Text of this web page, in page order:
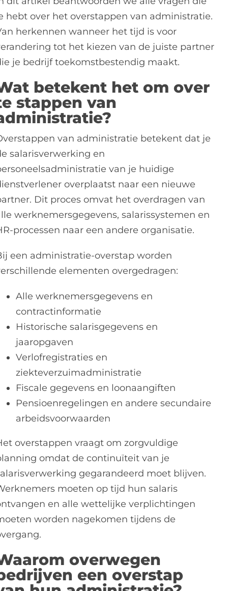
hebt over het overstappen van administratie.
herkennen wanneer het tijd is voor
tot het kiezen van de juiste partner
je bedrijf toekomstbestendig maakt.
betekent het om over
stappen van
van administratie betekent dat je
salarisverwerking en
van je huidige
overplaatst naar een nieuwe
Dit proces omvat het overdragen van
werknemersgegevens, salarissystemen en
processen naar een andere organisatie.
een administratie-overstap worden
elementen overgedragen:
Alle werknemersgegevens en
contractinformatie
Historische salarisgegevens en
jaaropgaven
Verlofregistraties en
ziekteverzuimadministratie
Fiscale gegevens en loonaangiften
Pensioenregelingen en andere secundaire
arbeidsvoorwaarden
overstappen vraagt om zorgvuldige
omdat de continuïteit van je
gegarandeerd moet blijven.
moeten op tijd hun salaris
en alle wettelijke verplichtingen
worden nagekomen tijdens de
overwegen
een overstap